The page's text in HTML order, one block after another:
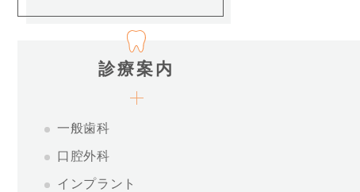
診療案内
一般歯科
口腔外科
インプラント